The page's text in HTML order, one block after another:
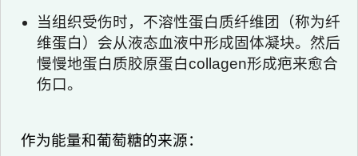
当组织受伤时，不溶性蛋白质纤维团（称为纤
维蛋白）会从液态血液中形成固体凝块。然后
慢慢地蛋白质胶原蛋白collagen形成疤来愈合
伤口。
作为能量和葡萄糖的来源：